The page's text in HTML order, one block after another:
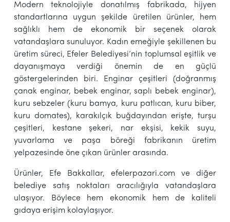
Modern teknolojiyle donatılmış fabrikada, hijyen
standartlarına uygun şekilde üretilen ürünler, hem
sağlıklı hem de ekonomik bir seçenek olarak
vatandaşlara sunuluyor. Kadın emeğiyle şekillenen bu
üretim süreci, Efeler Belediyesi’nin toplumsal eşitlik ve
dayanışmaya verdiği önemin de en güçlü
göstergelerinden biri. Enginar çeşitleri (doğranmış
çanak enginar, bebek enginar, saplı bebek enginar),
kuru sebzeler (kuru bamya, kuru patlıcan, kuru biber,
kuru domates), karakılçık buğdayından erişte, turşu
çeşitleri, kestane şekeri, nar ekşisi, kekik suyu,
yuvarlama ve paşa böreği fabrikanın üretim
yelpazesinde öne çıkan ürünler arasında.
Ürünler, Efe Bakkallar, efelerpazari.com ve diğer
belediye satış noktaları aracılığıyla vatandaşlara
ulaşıyor. Böylece hem ekonomik hem de kaliteli
gıdaya erişim kolaylaşıyor.